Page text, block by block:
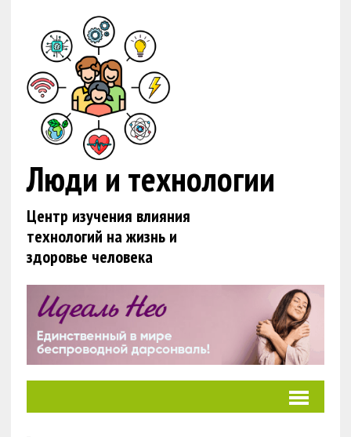
Люди и технологии
Центр изучения влияния
технологий на жизнь и
здоровье человека